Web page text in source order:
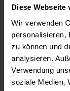
Diese Webseite
Wir verwenden
personalisieren,
zu können und
analysieren.
Verwendung
soziale Medien,
2,5 Liter
1 weitere